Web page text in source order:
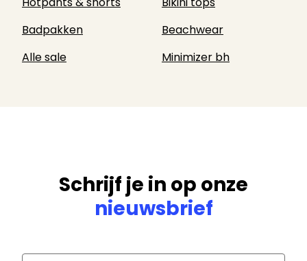
Badpakken
Beachwear
Alle sale
Minimizer bh
Schrijf je in op onze
nieuwsbrief